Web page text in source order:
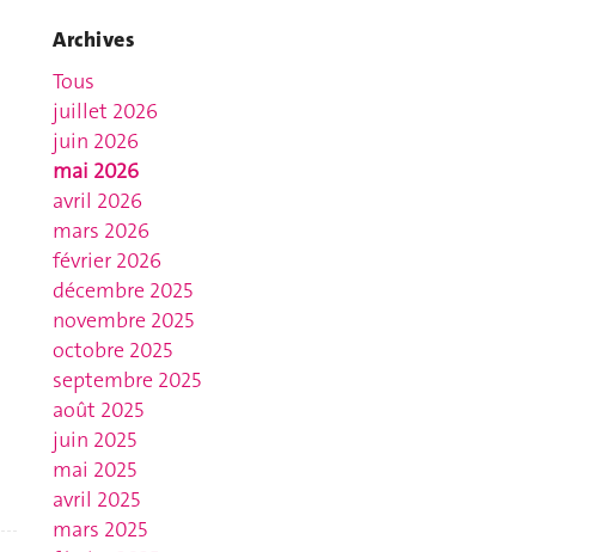
Archives
Tous
juillet 2026
juin 2026
mai 2026
avril 2026
mars 2026
février 2026
décembre 2025
novembre 2025
octobre 2025
septembre 2025
août 2025
juin 2025
mai 2025
avril 2025
mars 2025